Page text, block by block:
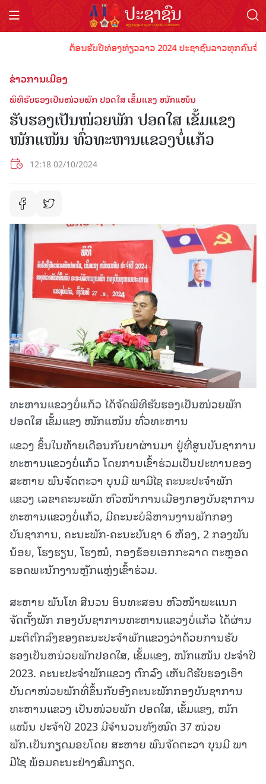
ຕ້ອນຮັບປີທ່ອງທ່ຽວລາວ 2024 ປະຊາຊົນລາວທຸກຄົນຈົ່ງ
ຂ່າວການເມືອງ
ພິທີຮັບຮອງເປັນໜ່ວຍພັກ ປອດໃສ ເຂັ້ມແຂງ ໜັກແໜ້ນ
ຮັບຮອງເປັນໜ່ວຍພັກ ປອດໃສ ເຂັ້ມແຂງ
ໜັກແໜ້ນ ທົ່ວທະຫານແຂວງບໍ່ແກ້ວ
12:18 02/10/2024
ທະຫານແຂວງບໍ່ແກ້ວ ໄດ້ຈັດພິທີຮັບຮອງເປັນໜ່ວຍພັກ
ປອດໃສ ເຂັ້ມແຂງ ໜັກແໜ້ນ ທົ່ວທະຫານ
ແຂວງ ຂຶ້ນໃນທ້າຍເດືອນກັນຍາຜ່ານມາ ຢູ່ທີ່ສູນບັນຊາການ
ທະຫານແຂວງບໍ່ແກ້ວ ໂດຍການເຂົ້າຮ່ວມເປັນປະທານຂອງ
ສະຫາຍ ພົນຈັດຕະວາ ບຸນມີ ພາມີໄຊ ຄະນະປະຈຳພັກ
ແຂວງ ເລຂາຄະນະພັກ ຫົວໜ້າການເມືອງກອງບັນຊາການ
ທະຫານແຂວງບໍ່ແກ້ວ, ມີຄະນະບໍລິຫານງານພັກກອງ
ບັນຊາການ, ຄະນະພັກ-ຄະນະບັນຊາ 6 ຫ້ອງ, 2 ກອງພັນ
ນ້ອຍ, ໂຮງຮຽນ, ໂຮງໝໍ, ກອງຮ້ອຍເອກກະລາດ ຕະຫຼອດ
ຮອດພະນັກງານຫຼັກແຫຼ່ງເຂົ້າຮ່ວມ.
ສະຫາຍ ພັນໂທ ສີນວນ ອິນທະສອນ ຫົວໜ້າພະແນກ
ຈັດຕັ້ງພັກ ກອງບັນຊາການທະຫານແຂວງບໍ່ແກ້ວ ໄດ້ຜ່ານ
ມະຕິຕົກລົງຂອງຄະນະປະຈໍາພັກແຂວງວ່າດ້ວຍການຮັບ
ຮອງເປັນຫນ່ວຍພັກປອດໃສ, ເຂັ້ມແຂງ, ໜັກແໜ້ນ ປະຈໍາປີ
2023. ຄະນະປະຈໍາພັກແຂວງ ຕົກລົງ ເຫັນດີຮັບຮອງເອົາ
ບັນດາໜ່ວຍພັກທີ່ຂຶ້ນກັບອົງຄະນະພັກກອງບັນຊາການ
ທະຫານແຂວງ ເປັນໜ່ວຍພັກ ປອດໃສ, ເຂັ້ມແຂງ, ໜັກ
ແໜ້ນ ປະຈໍາປີ 2023 ມີຈໍານວນທັງໝົດ 37 ໜ່ວຍ
ພັກ.ເປັນກຽດມອບໂດຍ ສະຫາຍ ພົນຈັດຕະວາ ບຸນມີ ພາ
ມີໄຊ ພ້ອມຄະນະຢ່າງສົມກຽດ.